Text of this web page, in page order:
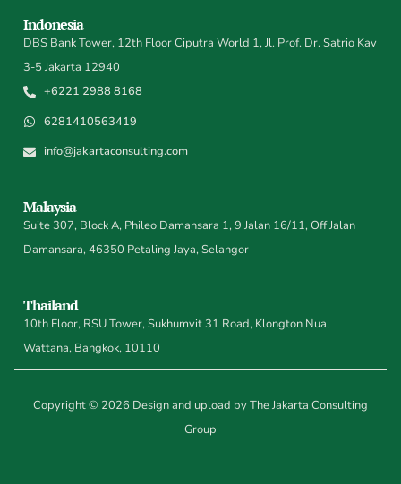
Indonesia
DBS Bank Tower, 12th Floor Ciputra World 1, Jl. Prof. Dr. Satrio Kav
3-5 Jakarta 12940
+6221 2988 8168
6281410563419
info@jakartaconsulting.com
Malaysia
Suite 307, Block A, Phileo Damansara 1, 9 Jalan 16/11, Off Jalan
Damansara, 46350 Petaling Jaya, Selangor
Thailand
10th Floor, RSU Tower, Sukhumvit 31 Road, Klongton Nua,
Wattana, Bangkok, 10110
Copyright © 2026 Design and upload by The Jakarta Consulting
Group